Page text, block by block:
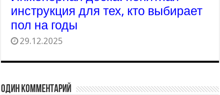
инструкция для тех, кто выбирает
пол на годы
29.12.2025
Один комментарий